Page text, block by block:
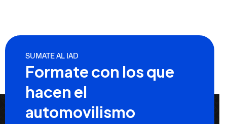
SUMATE AL IAD
Formate con los que
hacen el
automovilismo